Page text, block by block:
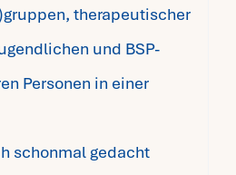
therapeutischer
und BSP-
Personen in einer
schonmal gedacht